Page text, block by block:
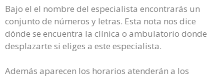
Bajo el el nombre del especialista encontrarás un
conjunto de números y letras. Esta nota nos dice
dónde se encuentra la clínica o ambulatorio donde
desplazarte si eliges a este especialista.
Además aparecen los horarios atenderán a los